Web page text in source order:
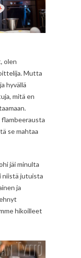
olen
Mutta
hyvällä
mitä en
se mahtaa
jäi minulta
niistä jutuista
ja
hikoilleet